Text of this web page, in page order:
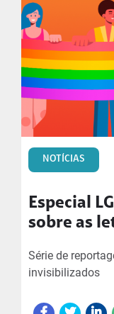
NOTÍCIAS
Especial
sobre as
Série de
invisibilizados